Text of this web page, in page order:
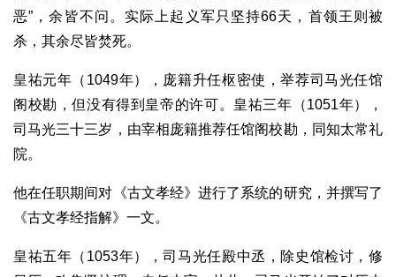
恶”，余皆不问。实际上起义军只坚持66天，首领王则被
杀，其余尽皆焚死。
皇祐元年（1049年），庞籍升任枢密使，举荐司马光任馆
阁校勘，但没有得到皇帝的许可。皇祐三年（1051年），
司马光三十三岁，由宰相庞籍推荐任馆阁校勘，同知太常礼
院。
他在任职期间对《古文孝经》进行了系统的研究，并撰写了
《古文孝经指解》一文。
皇祐五年（1053年），司马光任殿中丞，除史馆检讨，修